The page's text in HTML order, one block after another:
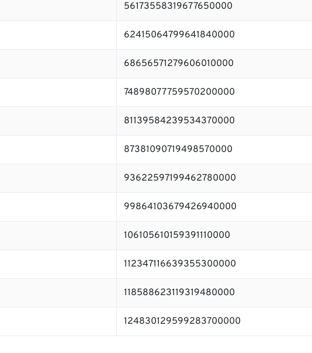
56173558319677650000
62415064799641840000
68656571279606010000
74898077759570200000
81139584239534370000
87381090719498570000
93622597199462780000
99864103679426940000
106105610159391110000
112347116639355300000
118588623119319480000
124830129599283700000